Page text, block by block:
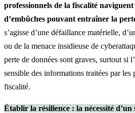
professionnels de la fiscalité
d’embûches pouvant entraîner la
s’agisse d’une défaillance matérielle,
ou de la menace insidieuse de
perte de données sont graves, surtout si
sensible des informations traitées par les
fiscalité.
Établir la résilience : la nécessité d’un